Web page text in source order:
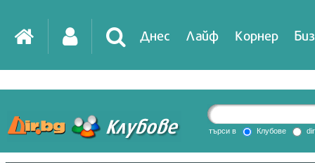
Днес Лайф Корнер
DirTV Impressio
търси в Клубове